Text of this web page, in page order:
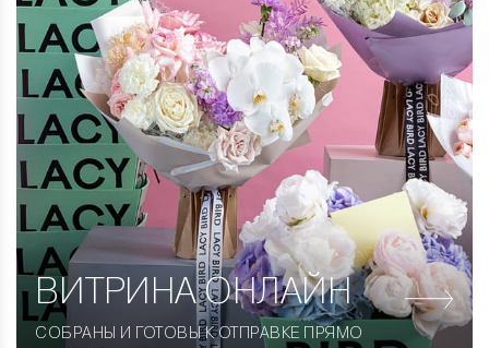
ВИТРИНАОНЛАЙН
СОБРАНЫ И ГОТОВЫ К ОТПРАВКЕ ПРЯМО